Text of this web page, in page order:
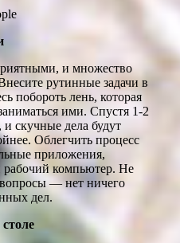
и множество
рутинные задачи в
побороть лень, которая
ими. Спустя 1-2
скучные дела будут
Облегчить процесс
приложения,
рабочий компьютер. Не
— нет ничего
дел.